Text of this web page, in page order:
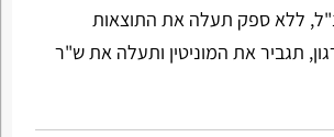
ללא ספק תעלה את התוצאות
תגביר את המוניטין ותעלה את ש"ר